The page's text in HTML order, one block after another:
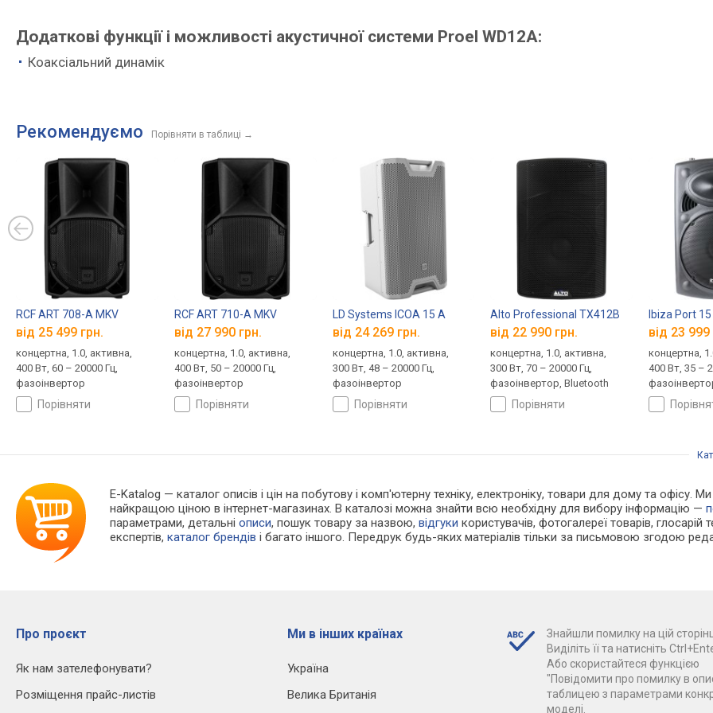
Додаткові функції і можливості акустичної системи Proel WD12A:
Коаксіальний динамік
Рекомендуємо Порівняти в таблиці →
RCF ART 708-A MKV
від 25 499 грн.
концертна, 1.0, активна,
400 Вт, 60 – 20000 Гц,
фазоінвертор
порівняти
RCF ART 710-A MKV
від 27 990 грн.
концертна, 1.0, активна,
400 Вт, 50 – 20000 Гц,
фазоінвертор
порівняти
LD Systems ICOA 15 A
від 24 269 грн.
концертна, 1.0, активна,
300 Вт, 48 – 20000 Гц,
фазоінвертор
порівняти
Alto Professional TX412B
від 22 990 грн.
концертна, 1.0, активна,
300 Вт, 70 – 20000 Гц,
фазоінвертор, Bluetooth
порівняти
Ibiza Port
від 23 999
концертна,
400 Вт, 35 –
E-Katalog — каталог описів і цін на побутову і комп'ютерну техніку, електроніку, товари для дому та офісу.
найкращою ціною в інтернет-магазинах. В каталозі можна знайти всю необхідну для вибору інформацію —
параметрами, детальніописи, пошук товару за назвою,відгуки користувачів, фотогалереї товарів, глосарій
експертів,каталог брендів і багато іншого. Передрук будь-яких матеріалів тільки за письмовою згодою
Про проєкт
Як нам зателефонувати?
Розміщення прайс-листів
Ми в інших країнах
Україна
Велика Британія
Знайшли помилку на цій
Виділіть її та натисніть
Або скористайтеся функцією
"Повідомити про помилку в
таблицею з параметрами
моделі.